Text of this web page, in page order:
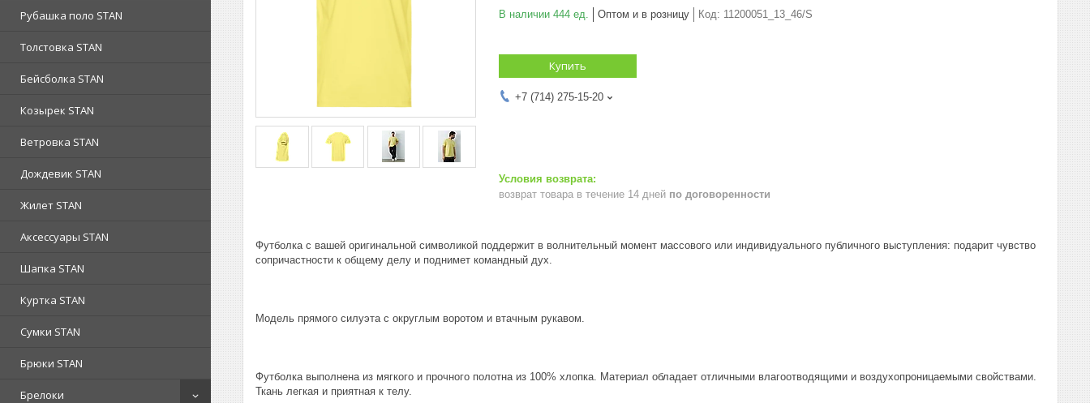
Рубашка поло STAN
Толстовка STAN
Бейсболка STAN
Козырек STAN
Ветровка STAN
Дождевик STAN
Жилет STAN
Аксессуары STAN
Шапка STAN
Куртка STAN
Сумки STAN
Брюки STAN
Брелоки
В наличии 444 ед. Оптом и в розницу Код: 11200051_13_46/S
Купить
+7 (714) 275-15-20
возврат товара в течение 14 дней по договоренности
Футболка с вашей оригинальной символикой поддержит в волнительный момент массового или индивидуального публичного выступления: подарит чувство
сопричастности к общему делу и поднимет командный дух.
Модель прямого силуэта с округлым воротом и втачным рукавом.
Футболка выполнена из мягкого и прочного полотна из 100% хлопка. Материал обладает отличными влагоотводящими и воздухопроницаемыми свойствами.
Ткань легкая и приятная к телу.